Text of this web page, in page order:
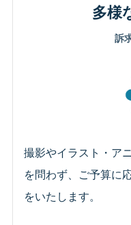
多様
訴
撮影やイラスト・ア
を問わず、ご予算に
をいたします。